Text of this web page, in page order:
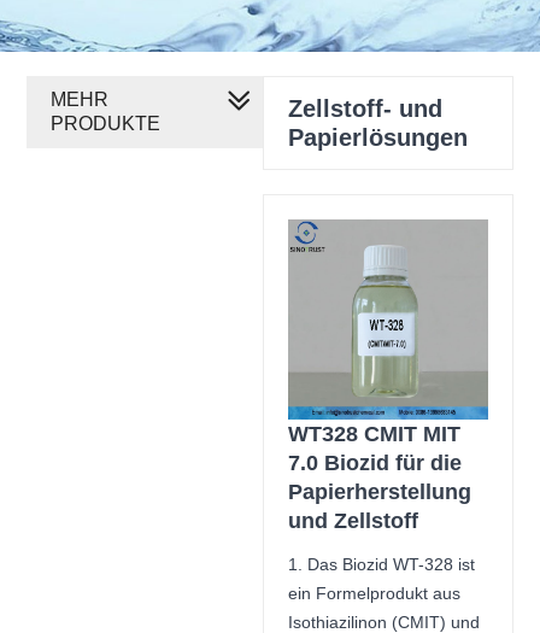
Zellstoff- und
Papierlösungen
WT328 CMIT MIT
7.0 Biozid für die
Papierherstellung
und Zellstoff
1. Das Biozid WT-328 ist
ein Formelprodukt aus
Isothiazilinon (CMIT) und
MEHR
PRODUKTE